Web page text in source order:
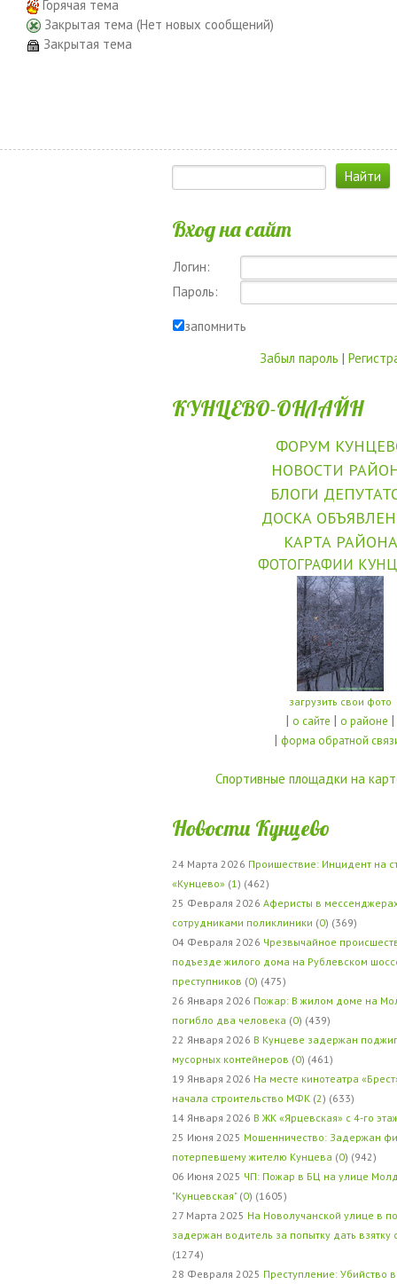
Горячая тема
Закрытая тема (Нет новых сообщений)
Закрытая тема
Вход на сайт
Логин:
Пароль:
запомнить
Забыл пароль |
КУНЦЕВО-ОНЛАЙН
ФОРУМ
НОВОСТИ
БЛОГИ
ДОСКА
КАРТА РАЙОНА
ФОТОГРАФИИ
загрузить свои фото
| о сайте | о районе |
| форма обратной
Спортивные площадки на
Новости Кунцево
24 Марта 2026 Проишествие: Инцидент на
«Кунцево» (1 ) (462)
25 Февраля 2026 Аферисты в
сотрудниками поликлиники (0) (369)
04 Февраля 2026 Чрезвычайное
подъезде жилого дома на Рублевском
преступников (0) (475)
26 Января 2026 Пожар: В жилом доме на
погибло два человека (0) (439)
22 Января 2026 В Кунцеве задержан
мусорных контейнеров (0) (461)
19 Января 2026 На месте кинотеатра
начала строительство МФК (2) (633)
14 Января 2026 В ЖК «Ярцевская» с 4-го
25 Июня 2025 Мошенничество: Задержан
потерпевшему жителю Кунцева (0) (942)
06 Июня 2025 ЧП: Пожар в БЦ на улице
"Кунцевская" (0) (1605)
27 Марта 2025 На Новолучанской улице в
задержан водитель за попытку дать
(1274)
28 Февраля 2025 Преступление: Убийство